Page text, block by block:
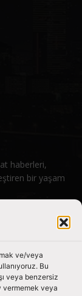
ve/veya
Bu
veya benzersiz
vermemek veya
haberleri,
bir yaşam